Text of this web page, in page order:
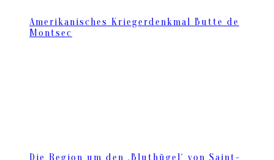
Amerikanisches Kriegerdenkmal Butte de
Montsec
Die Region um den ‚Bluthügel‘ von Saint-